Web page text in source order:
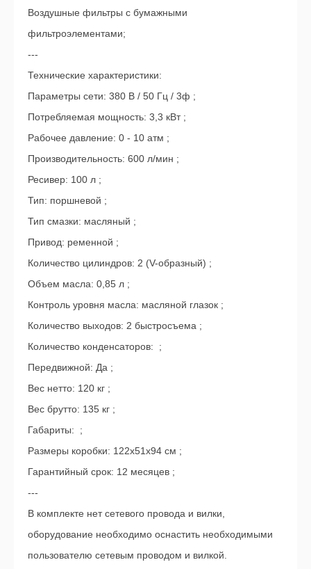
Воздушные фильтры с бумажными
фильтроэлементами;
---
Технические характеристики:
Параметры сети: 380 В / 50 Гц / 3ф ;
Потребляемая мощность: 3,3 кВт ;
Рабочее давление: 0 - 10 атм ;
Производительность: 600 л/мин ;
Ресивер: 100 л ;
Тип: поршневой ;
Тип смазки: масляный ;
Привод: ременной ;
Количество цилиндров: 2 (V-образный) ;
Объем масла: 0,85 л ;
Контроль уровня масла: масляной глазок ;
Количество выходов: 2 быстросъема ;
Количество конденсаторов: ;
Передвижной: Да ;
Вес нетто: 120 кг ;
Вес брутто: 135 кг ;
Габариты: ;
Размеры коробки: 122х51х94 см ;
Гарантийный срок: 12 месяцев ;
---
В комплекте нет сетевого провода и вилки,
оборудование необходимо оснастить необходимыми
пользователю сетевым проводом и вилкой.